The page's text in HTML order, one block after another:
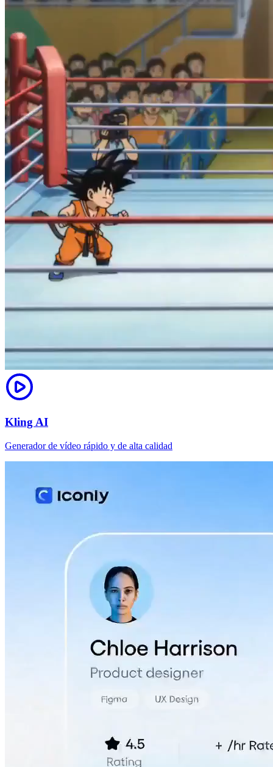
Kling AI
Generador de vídeo rápido y de alta calidad